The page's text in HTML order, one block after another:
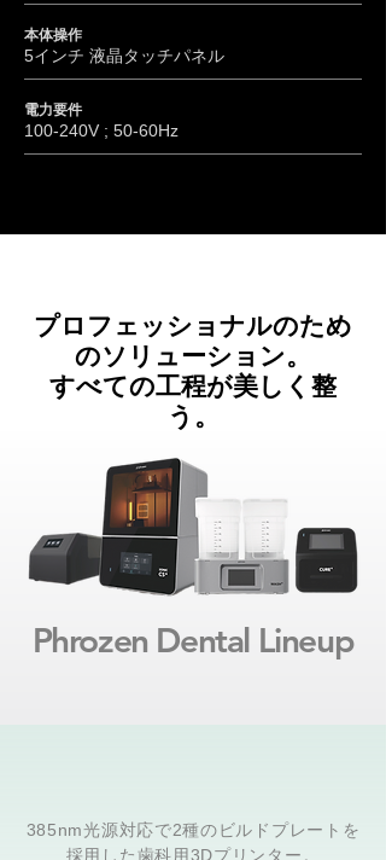
本体操作
5インチ 液晶タッチパネル
電力要件
100-240V ; 50-60Hz
プロフェッショナルのため
のソリューション。
​すべての工程が美しく整
う。
Phrozen Dental Lineup
385nm光源対応で2種のビルドプレートを
採用した歯科用3Dプリンター。​